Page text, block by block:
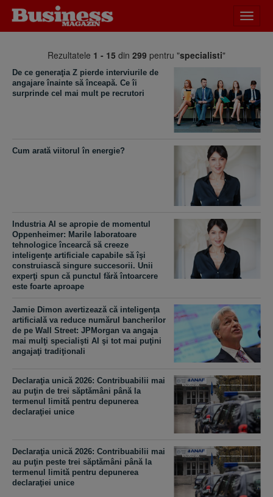
meniu
Rezultatele 1 - 15 din 299 pentru "specialisti"
De ce generaţia Z pierde interviurile de
angajare înainte să înceapă. Ce îi
surprinde cel mai mult pe recrutori
Cum arată viitorul în energie?
Industria AI se apropie de momentul
Oppenheimer: Marile laboratoare
tehnologice încearcă să creeze
inteligenţe artificiale capabile să îşi
construiască singure succesorii. Unii
experţi spun că punctul fără întoarcere
este foarte aproape
Jamie Dimon avertizează că inteligenţa
artificială va reduce numărul bancherilor
de pe Wall Street: JPMorgan va angaja
mai mulţi specialişti AI şi tot mai puţini
angajaţi tradiţionali
Declaraţia unică 2026: Contribuabilii mai
au puţin de trei săptămâni până la
termenul limită pentru depunerea
declaraţiei unice
Declaraţia unică 2026: Contribuabilii mai
au puţin peste trei săptămâni până la
termenul limită pentru depunerea
declaraţiei unice